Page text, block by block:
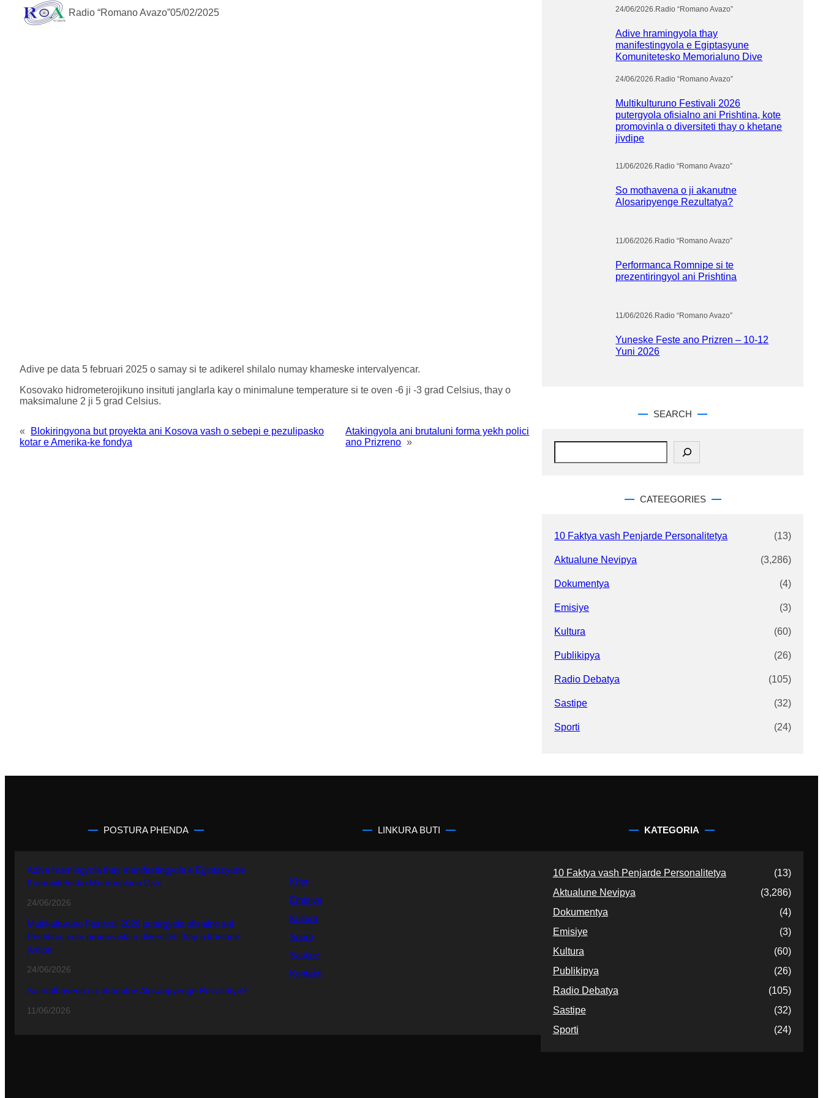
Radio “Romano Avazo”05/02/2025
Adive pe data 5 februari 2025 o samay si te adikerel shilalo numay khameske intervalyencar.
Kosovako hidrometerojikuno insituti janglarla kay o minimalune temperature si te oven -6 ji -3 grad Celsius, thay o
maksimalune 2 ji 5 grad Celsius.
«
Blokiringyona but proyekta ani Kosova vash o sebepi e pezulipasko
kotar e Amerika-ke fondya
Atakingyola ani brutaluni forma yekh polici
ano Prizreno »
24/06/2026.Radio “Romano Avazo”
Adive hramingyola thay
manifestingyola e Egiptasyune
Komunitetesko Memorialuno Dive
24/06/2026.Radio “Romano Avazo”
Multikulturuno Festivali 2026
putergyola ofisialno ani Prishtina, kote
promovinla o diversiteti thay o khetane
jivdipe
11/06/2026.Radio “Romano Avazo”
So mothavena o ji akanutne
Alosaripyenge Rezultatya?
11/06/2026.Radio “Romano Avazo”
Performanca Romnipe si te
prezentiringyol ani Prishtina
11/06/2026.Radio “Romano Avazo”
Yuneske Feste ano Prizren – 10-12
Yuni 2026
SEARCH
S
CATEEGORIES
10 Faktya vash Penjarde Personalitetya (13)
Aktualune Nevipya (3,286)
Dokumentya (4)
Emisiye (3)
Kultura (60)
Publikipya (26)
Radio Debatya (105)
Sastipe (32)
Sporti (24)
POSTURA PHENDA
Adive hramingyola thay manifestingyola e Egiptasyune
Komunitetesko Memorialuno Dive
24/06/2026
Multikulturuno Festivali 2026 putergyola ofisialno ani
Prishtina, kote promovinla o diversiteti thay o khetane
jivdipe
24/06/2026
So mothavena o ji akanutne Alosaripyenge Rezultatya?
11/06/2026
LINKURA BUTI
Kher
Emisiye
Kultura
Sporti
Sastipe
Kontakti
KATEGORIA
10 Faktya vash Penjarde Personalitetya
(13)
Aktualune Nevipya
(3,286)
Dokumentya
(4)
Emisiye
(3)
Kultura
(60)
Publikipya
(26)
Radio Debatya
(105)
Sastipe
(32)
Sporti
(24)